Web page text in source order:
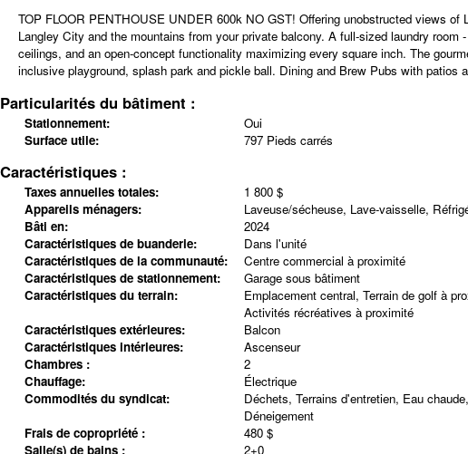
TOP FLOOR PENTHOUSE UNDER 600k NO GST! Offering unobstructed views
Langley City and the mountains from your private balcony. A full-sized laundry
ceilings, and an open-concept functionality maximizing every square inch. The
inclusive playground, splash park and pickle ball. Dining and Brew Pubs with patios
Particularités du bâtiment :
Stationnement:
Oui
Surface utile:
797 Pieds carrés
Caractéristiques :
Taxes annuelles totales:
1 800 $
Appareils ménagers:
Laveuse/sécheuse, Lave-vaisselle,
Bâti en:
2024
Caractéristiques de buanderie:
Dans l'unité
Caractéristiques de la communauté:
Centre commercial à proximité
Caractéristiques de stationnement:
Garage sous bâtiment
Caractéristiques du terrain:
Emplacement central, Terrain de golf à
Activités récréatives à proximité
Caractéristiques extérieures:
Balcon
Caractéristiques intérieures:
Ascenseur
Chambres :
2
Chauffage:
Électrique
Commodités du syndicat:
Déchets, Terrains d'entretien, Eau
Déneigement
Frais de copropriété :
480 $
Salle(s) de bains :
2+0